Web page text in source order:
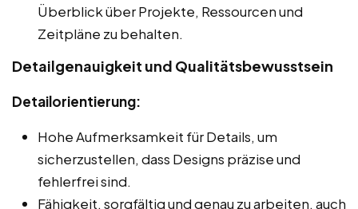
Überblick über Projekte, Ressourcen und
Zeitpläne zu behalten.
Detailgenauigkeit und Qualitätsbewusstsein
Detailorientierung:
Hohe Aufmerksamkeit für Details, um
sicherzustellen, dass Designs präzise und
fehlerfrei sind.
Fähigkeit, sorgfältig und genau zu arbeiten, auch